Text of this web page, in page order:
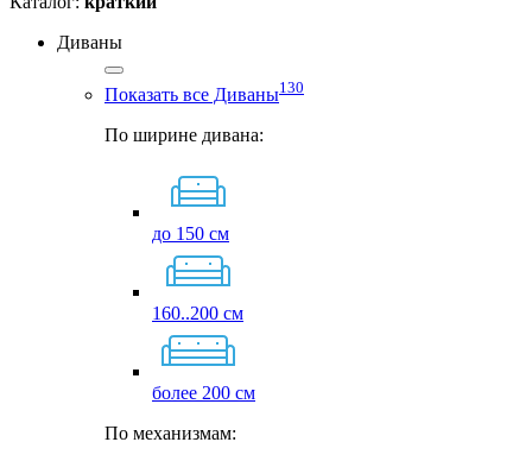
Диваны
Показать все Диваны130
По ширине дивана:
до 150 см
160..200 см
более 200 см
По механизмам: